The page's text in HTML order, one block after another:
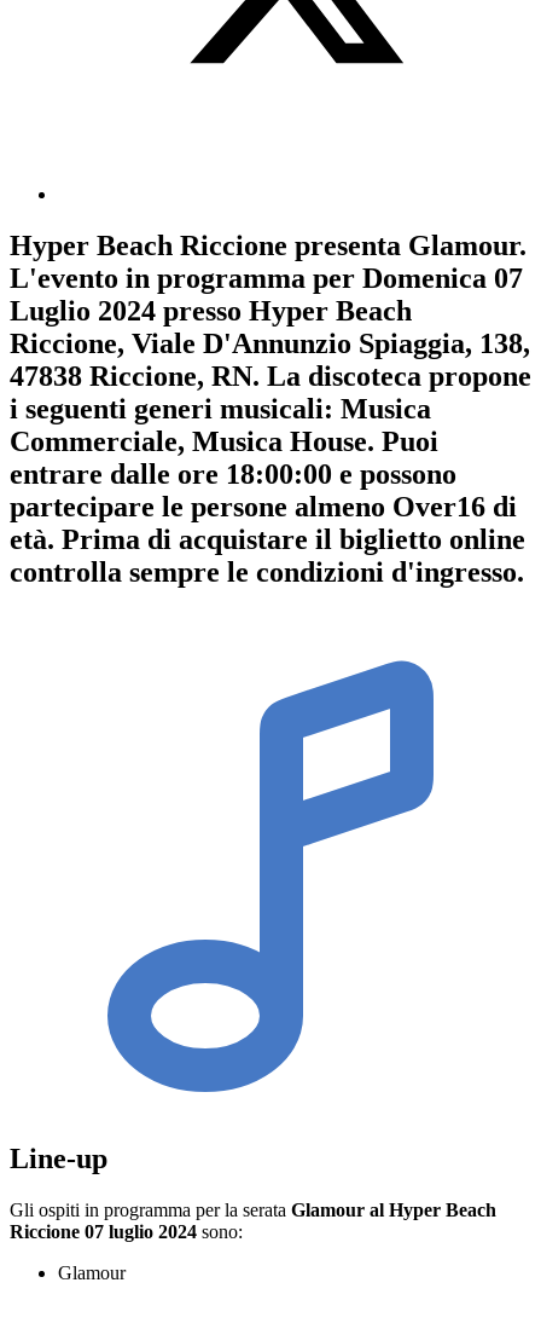
Hyper Beach Riccione presenta Glamour.
L'evento in programma per Domenica 07
Luglio 2024 presso Hyper Beach
Riccione, Viale D'Annunzio Spiaggia, 138,
47838 Riccione, RN. La discoteca propone
i seguenti generi musicali: Musica
Commerciale, Musica House. Puoi
entrare dalle ore 18:00:00 e possono
partecipare le persone almeno Over16 di
età. Prima di acquistare il biglietto online
controlla sempre le condizioni d'ingresso.
Line-up
Gli ospiti in programma per la serata Glamour al Hyper Beach
Riccione 07 luglio 2024 sono:
Glamour